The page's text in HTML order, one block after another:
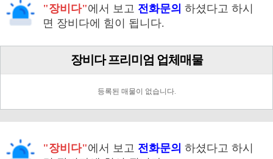
"장비다"에서 보고 전화문의 하셨다고 하시
면 장비다에 힘이 됩니다.
장비다 프리미엄 업체매물
등록된 매물이 없습니다.
"장비다"에서 보고 전화문의 하셨다고 하시